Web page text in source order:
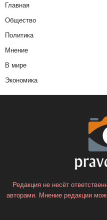
Главная
Общество
Политика
Мнение
В мире
Экономика
Редакция не несёт
авторами. Мнение редакции